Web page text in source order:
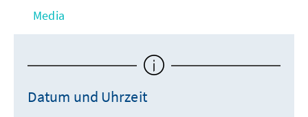
Media
Datum und Uhrzeit